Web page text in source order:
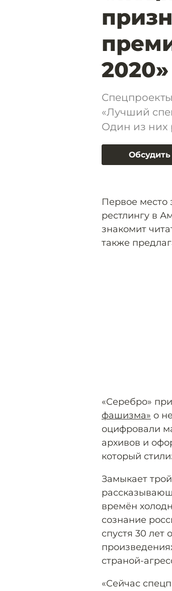
2020»
«Лучший
Один из них
Обсудить
Первое место
рестлингу в
знакомит
также
«Серебро»
фашизма» о
оцифровали
архивов и
который
Замыкает
времён
сознание
спустя 30 лет
страной-
«Сейчас